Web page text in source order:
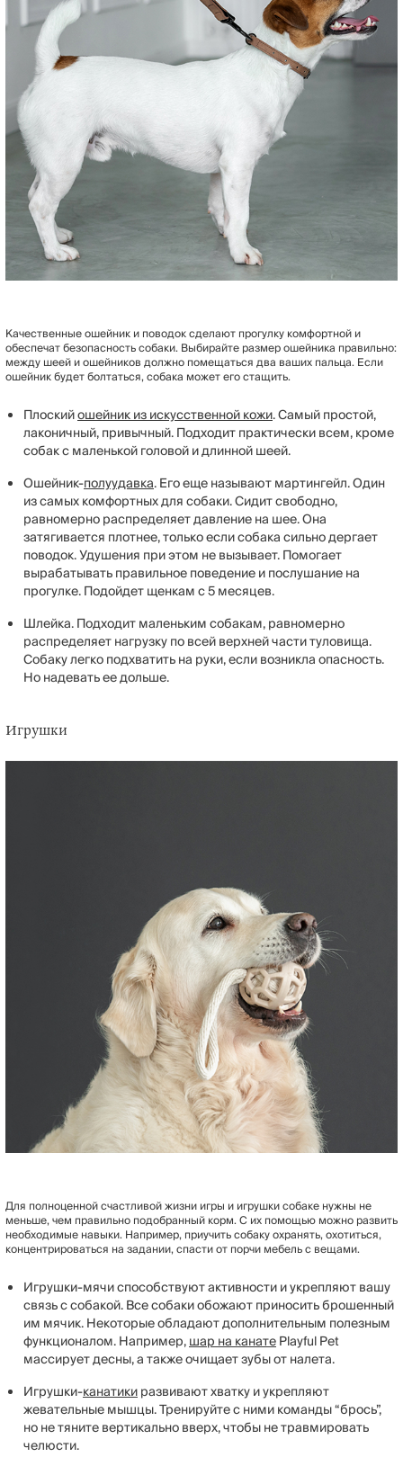
Качественные ошейник и поводок сделают прогулку комфортной и
обеспечат безопасность собаки. Выбирайте размер ошейника правильно:
между шеей и ошейников должно помещаться два ваших пальца. Если
ошейник будет болтаться, собака может его стащить.
Плоскийошейник из искусственной кожи. Самый простой,
лаконичный, привычный. Подходит практически всем, кроме
собак с маленькой головой и длинной шеей.
Ошейник-полуудавка. Его еще называют мартингейл. Один
из самых комфортных для собаки. Сидит свободно,
равномерно распределяет давление на шее. Она
затягивается плотнее, только если собака сильно дергает
поводок. Удушения при этом не вызывает. Помогает
вырабатывать правильное поведение и послушание на
прогулке. Подойдет щенкам с 5 месяцев.
Шлейка. Подходит маленьким собакам, равномерно
распределяет нагрузку по всей верхней части туловища.
Собаку легко подхватить на руки, если возникла опасность.
Но надевать ее дольше.
Игрушки
Для полноценной счастливой жизни игры и игрушки собаке нужны не
меньше, чем правильно подобранный корм. С их помощью можно развить
необходимые навыки. Например, приучить собаку охранять, охотиться,
концентрироваться на задании, спасти от порчи мебель с вещами.
Игрушки-мячи способствуют активности и укрепляют вашу
связь с собакой. Все собаки обожают приносить брошенный
им мячик. Некоторые обладают дополнительным полезным
функционалом. Например,шар на канатеPlayful Pet
массирует десны, а также очищает зубы от налета.
Игрушки-канатикиразвивают хватку и укрепляют
жевательные мышцы. Тренируйте с ними команды “брось”,
но не тяните вертикально вверх, чтобы не травмировать
челюсти.